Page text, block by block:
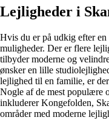
Lejligheder i
Hvis du er på udkig efter
muligheder. Der er flere
tilbyder moderne og
ønsker en lille
lejlighed til en familie, er
Nogle af de mest populære
inkluderer Kongefolden,
områder med moderne